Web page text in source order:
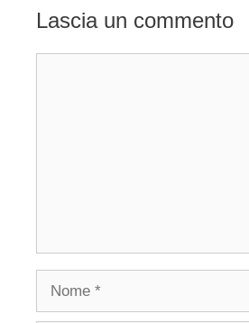
Lascia un commento
Nome